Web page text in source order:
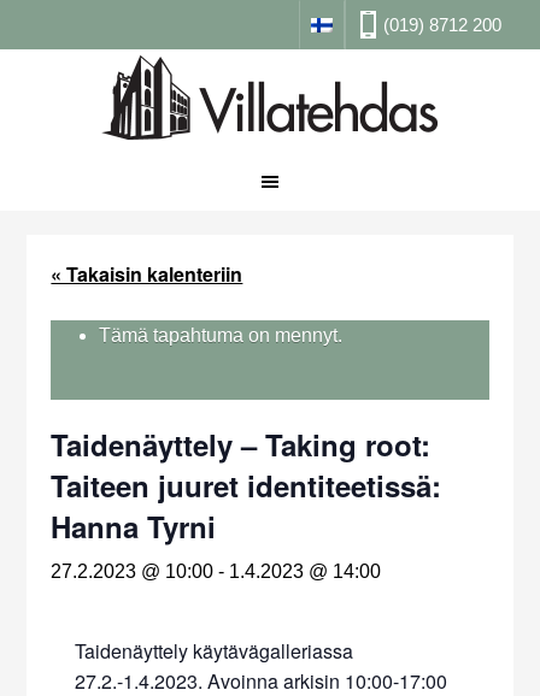
(019) 8712 200
« Takaisin kalenteriin
Tämä tapahtuma on mennyt.
Taidenäyttely – Taking root:
Taiteen juuret identiteetissä:
Hanna Tyrni
27.2.2023 @ 10:00 - 1.4.2023 @ 14:00
Taidenäyttely käytävägalleriassa
27.2.-1.4.2023. Avoinna arkisin 10:00-17:00